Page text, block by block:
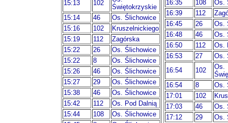
15:13
102
Świętokrzyskie
15:14
46
Os. Ślichowice
15:16
102
Kruszelnickiego
15:19
112
Zagórska
15:22
26
Os. Ślichowice
15:22
8
Os. Ślichowice
15:26
46
Os. Ślichowice
15:27
29
Os. Ślichowice
15:38
46
Os. Ślichowice
15:42
112
Os. Pod Dalnią
15:44
108
Os. Ślichowice
16:35
108
Os.
16:39
112
16:45
26
Os.
16:48
46
Os.
16:50
112
Os.
16:53
27
Os.
16:54
102
Os.
16:54
8
Os.
17:01
102
17:03
46
Os.
17:12
29
Os.